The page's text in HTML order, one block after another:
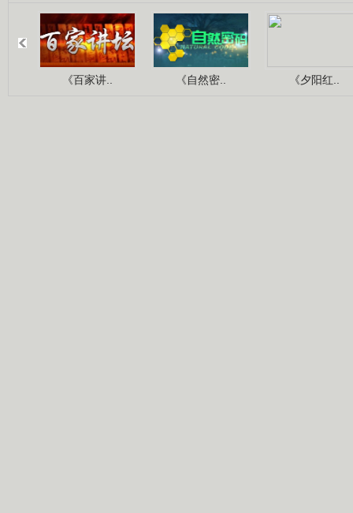
《百家讲.. 《自然密.. 《夕阳红..